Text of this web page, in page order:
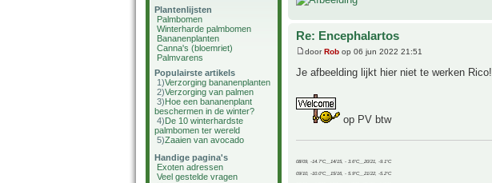
Plantenlijsten
Palmbomen
Winterharde palmbomen
Bananenplanten
Canna's (bloemriet)
Palmvarens
Populairste artikels
1)Verzorging bananenplanten
2)Verzorging van palmen
3)Hoe een bananenplant
beschermen in de winter?
4)De 10 winterhardste
palmbomen ter wereld
5)Zaaien van avocado
Handige pagina's
Exoten adressen
Veel gestelde vragen
Re: Encephalartos
doorRob op 06 jun 2022 21:51
Je afbeelding lijkt hier niet te werken Rico!
op PV btw
08/09, -14.7°C__14/15, - 3.6°C__20/21, -9.1°C
09/10, -10.0°C__15/16, - 5.9°C__21/22, -5.2°C